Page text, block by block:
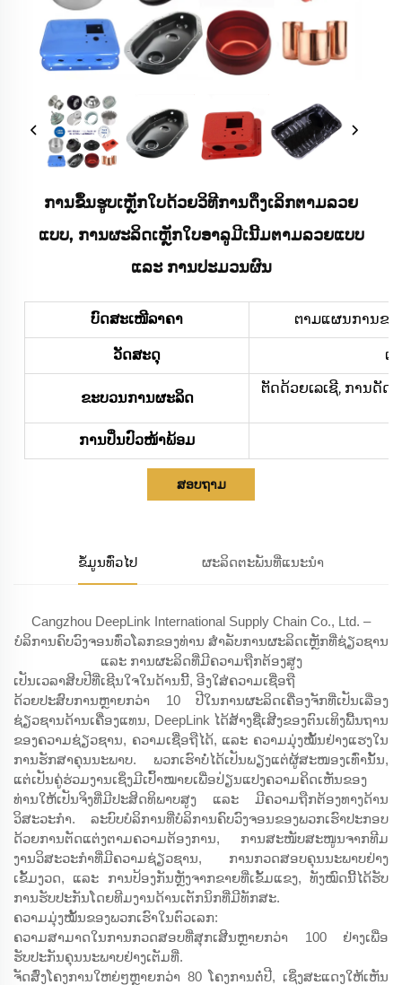
ການຂຶ້ນຮູບເຫຼັກໃບດ້ວຍວິທີການດຶງເລິກຕາມລວຍ
ແບບ, ການຜະລິດເຫຼັກໃບອາລູມີເນີ້ມຕາມລວຍແບບ
ແລະ ການປະມວນຜົນ
ບົດສະເໜີລາຄາ ຕາມແຜນການຂອ
ວັດສະດຸ ເ
ຂະບວນການຜະລິດ
ຕັດດ້ວຍເລເຊີ, ການດັດ,
ການປິ່ນປົວໜ້າພ້ອມ
ສອບຖາມ
ຂໍ້ມູນທົ່ວໄປ ຜະລິດຕະພັນທີ່ແນະນຳ
Cangzhou DeepLink International Supply Chain Co., Ltd. –
ບໍລິການຄົບວົງຈອນທົ່ວໂລກຂອງທ່ານ ສຳລັບການຜະລິດເຫຼັກທີ່ຊ່ຽວຊານ
ແລະ ການຜະລິດທີ່ມີຄວາມຖືກຕ້ອງສູງ
ເປັນເວລາສິບປີທີ່ເຊີນໃຈໃນດ້ານນີ້, ອີງໃສ່ຄວາມເຊື່ອຖື
ດ້ວຍປະສົບການຫຼາຍກວ່າ 10 ປີໃນການຜະລິດເຄື່ອງຈັກທີ່ເປັນເລື່ອງ
ຊ່ຽວຊານດ້ານເຄື່ອງແທນ, DeepLink ໄດ້ສ້າງຊື່ເສີງຂອງຕົນເທິງພື້ນຖານ
ຂອງຄວາມຊ່ຽວຊານ, ຄວາມເຊື່ອຖືໄດ້, ແລະ ຄວາມມຸ່ງໝັ້ນຢ່າງແຮງໃນ
ການຮັກສາຄຸນນະພາບ. ພວກເຮົາບໍ່ໄດ້ເປັນພຽງແຕ່ຜູ້ສະໜອງເທົ່ານັ້ນ,
ແຕ່ເປັນຄູ່ຮ່ວມງານເຊິ່ງມີເປົ້າໝາຍເພື່ອປ່ຽນແປງຄວາມຄິດເຫັນຂອງ
ທ່ານໃຫ້ເປັນຈິງທີ່ມີປະສິດທິພາບສູງ ແລະ ມີຄວາມຖືກຕ້ອງທາງດ້ານ
ວິສະວະກຳ. ລະບົບບໍລິການທີ່ບໍລິການຄົບວົງຈອນຂອງພວກເຮົາປະກອບ
ດ້ວຍການຕັດແຕ່ງຕາມຄວາມຕ້ອງການ, ການສະໜັບສະໜູນຈາກທີມ
ງານວິສະວະກຳທີ່ມີຄວາມຊ່ຽວຊານ, ການກວດສອບຄຸນນະພາບຢ່າງ
ເຂັ້ມງວດ, ແລະ ການປ້ອງກັນຫຼັງຈາກຂາຍທີ່ເຂັ້ມແຂງ, ທັງໝົດນີ້ໄດ້ຮັບ
ການຮັບປະກັນໂດຍທີມງານດ້ານເຕັກນິກທີ່ມີທັກສະ.
ຄວາມມຸ່ງໝັ້ນຂອງພວກເຮົາໃນຕົວເລກ:
ຄວາມສາມາດໃນການກວດສອບທີ່ສຸກເສີນຫຼາຍກວ່າ 100 ຢ່າງເພື່ອ
ຮັບປະກັນຄຸນນະພາບຢ່າງເຕັມທີ່.
ຈັດສົ່ງໂຄງການໃຫຍ່ໆຫຼາຍກວ່າ 80 ໂຄງການຕໍ່ປີ, ເຊິ່ງສະແດງໃຫ້ເຫັນ